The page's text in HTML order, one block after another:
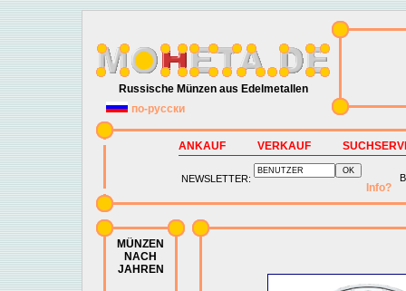
Russische Münzen aus Edelmetallen
по-русски
ANKAUF VERKAUF
NEWSLETTER:
Info?
MÜNZEN
NACH
JAHREN